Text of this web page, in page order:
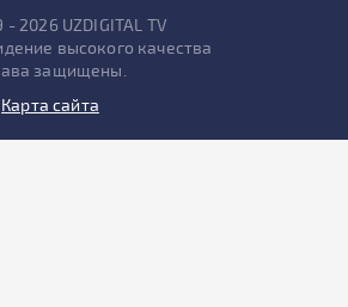
2026 UZDIGITAL TV
высокого качества
защищены.
Карта сайта